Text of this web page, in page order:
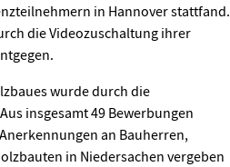
in Hannover stattfand.
die Videozuschaltung ihrer
wurde durch die
insgesamt 49 Bewerbungen
an Bauherren,
in Niedersachen vergeben